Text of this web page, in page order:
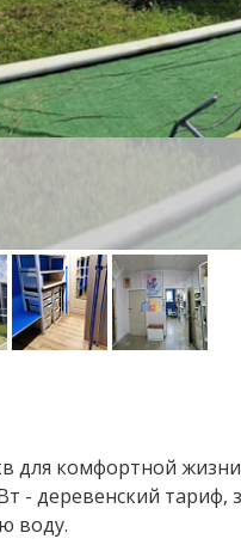
для комфортной жизни
- деревенский
воду.